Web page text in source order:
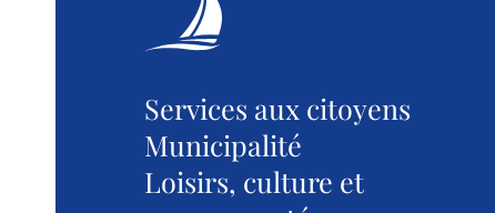
Services aux citoyens
Municipalité
Loisirs, culture et